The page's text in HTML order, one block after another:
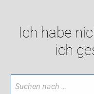
Ich habe
ich